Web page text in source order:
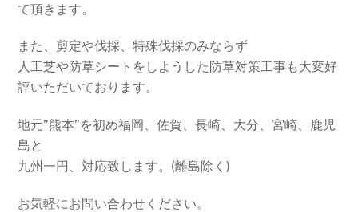
て頂きます。
また、剪定や伐採、特殊伐採のみならず
人工芝や防草シートをしようした防草対策工事も大変好
評いただいております。
地元”熊本”を初め福岡、佐賀、長崎、大分、宮崎、鹿児
島と
九州一円、対応致します。(離島除く)
お気軽にお問い合わせください。